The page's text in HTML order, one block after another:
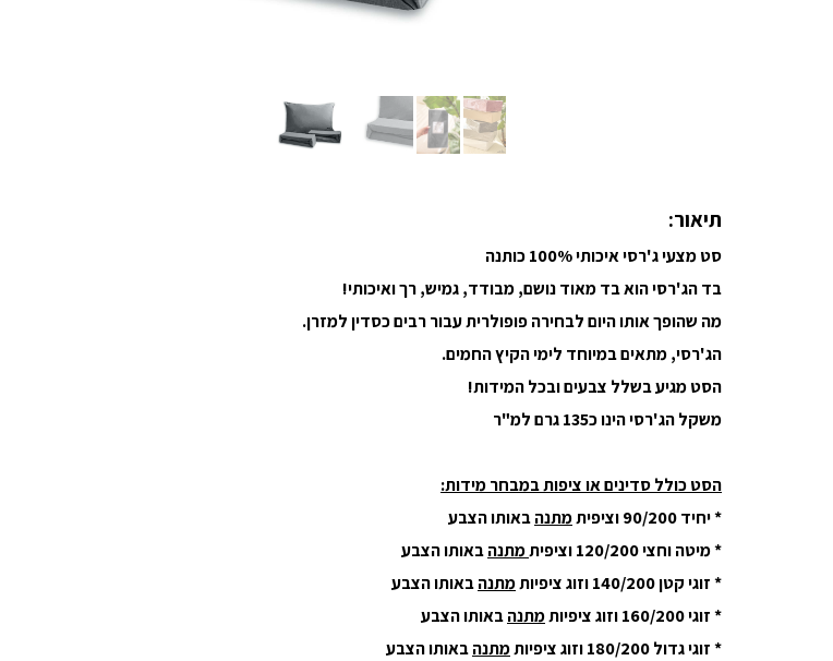
תיאור:
סט מצעי ג'רסי איכותי 100% כותנה
בד הג'רסי הוא בד מאוד נושם, מבודד, גמיש, רך ואיכותי!
מה שהופך אותו היום לבחירה פופולרית עבור רבים כסדין למזרן.
הג'רסי, מתאים במיוחד לימי הקיץ החמים.
הסט מגיע בשלל צבעים ובכל המידות!
משקל הג'רסי הינו כ135 גרם למ"ר
הסט כולל סדינים או ציפות במבחר מידות:
* יחיד 90/200 וציפית
מתנהבאותו הצבע
* מיטה וחצי 120/200 וציפית
מתנהבאותו הצבע
* זוגי קטן 140/200 וזוג ציפיות
מתנהבאותו הצבע
* זוגי 160/200 וזוג ציפיות
מתנהבאותו הצבע
* זוגי גדול 180/200 וזוג ציפיות
מתנהבאותו הצבע